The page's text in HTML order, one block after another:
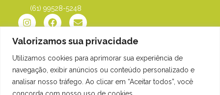
Valorizamos sua privacidade
Utilizamos cookies para aprimorar sua experiência de
navegação, exibir anúncios ou conteúdo personalizado e
analisar nosso tráfego. Ao clicar em “Aceitar todos”, você
concorda com nosso uso de cookies.
(61) 99528-5248
©Me Põe na História |
Orgulhosamente desenvolvido
por Gim Digital
Política de Privacidade